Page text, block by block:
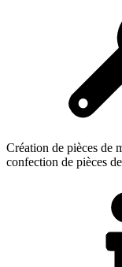
Création de pièces de
confection de pièces